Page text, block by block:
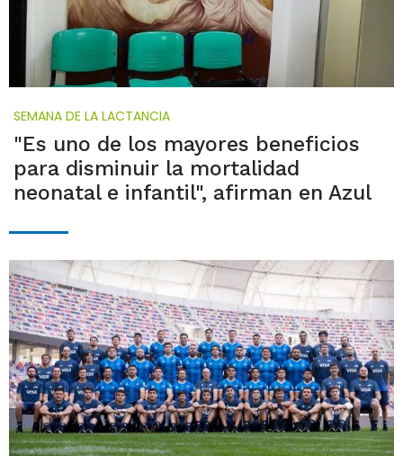
SEMANA DE LA LACTANCIA
"Es uno de los mayores beneficios
para disminuir la mortalidad
neonatal e infantil", afirman en Azul